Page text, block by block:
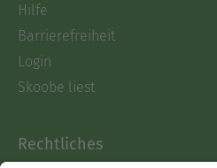
Hilfe
Barrierefreiheit
Login
Skoobe liest
Rechtliches